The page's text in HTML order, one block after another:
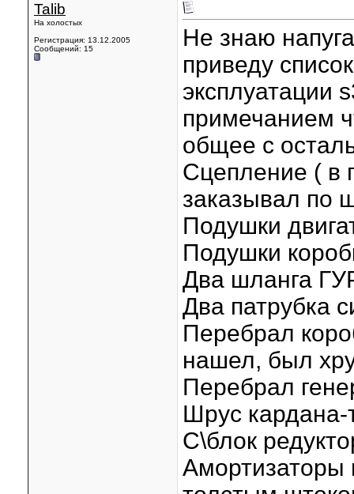
Talib
На холостых
Регистрация: 13.12.2005
Сообщений: 15
Не знаю
приведу
эксплуатации
примечанием
общее с
Сцепление ( в
заказывал по
Подушки
Подушки
Два шланга
Два патрубка
Перебрал
нашел, был
Перебрал
Шрус кардана-
С\блок
Амортизаторы